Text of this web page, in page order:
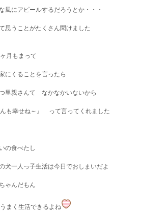
風にアピールするだろうとか・・・
思うことがたくさん聞けました
月もまって
にくることを言ったら
つ里親さんて なかなかいないから
も幸せね～』 って言ってくれました
の食べたし
犬一人っ子生活は今日でおしまいだよ
ゃんだもん
まく生活できるよね